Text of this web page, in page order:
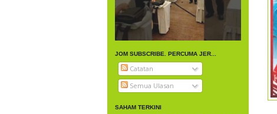
JOM SUBSCRIBE. PERCUMA JER...
Catatan
Semua Ulasan
SAHAM TERKINI